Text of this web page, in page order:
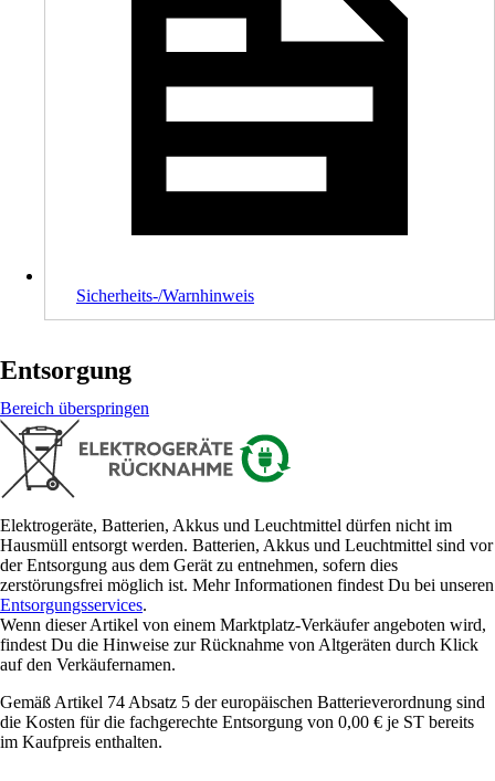
Sicherheits-/Warnhinweis
Entsorgung
Bereich überspringen
Elektrogeräte, Batterien, Akkus und Leuchtmittel dürfen nicht im
Hausmüll entsorgt werden. Batterien, Akkus und Leuchtmittel sind vor
der Entsorgung aus dem Gerät zu entnehmen, sofern dies
zerstörungsfrei möglich ist. Mehr Informationen findest Du bei unseren
Entsorgungsservices.
Wenn dieser Artikel von einem Marktplatz-Verkäufer angeboten wird,
findest Du die Hinweise zur Rücknahme von Altgeräten durch Klick
auf den Verkäufernamen.
Gemäß Artikel 74 Absatz 5 der europäischen Batterieverordnung sind
die Kosten für die fachgerechte Entsorgung von 0,00 € je ST bereits
im Kaufpreis enthalten.